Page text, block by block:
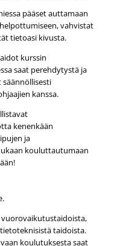
pääset auttamaan
vahvistat
tietoasi kivusta.
kurssin
saat perehdytystä ja
kanssa.
kenenkään
ja
kouluttautumaan
taidoista.
koulutuksesta saat